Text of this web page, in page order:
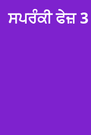
ਸਪਰੰਕੀ ਫੇਜ਼ 3